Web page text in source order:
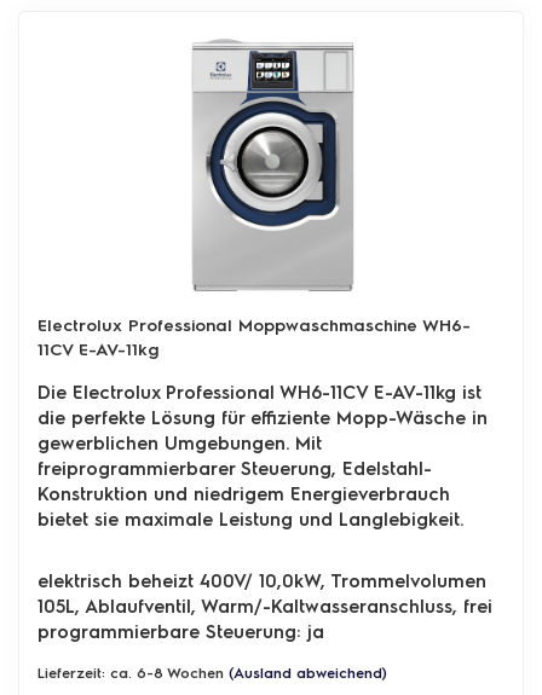
Electrolux Professional Moppwaschmaschine WH6-
11CV E-AV-11kg
Die Electrolux Professional WH6-11CV E-AV-11kg ist
die perfekte Lösung für effiziente Mopp-Wäsche in
gewerblichen Umgebungen. Mit
freiprogrammierbarer Steuerung, Edelstahl-
Konstruktion und niedrigem Energieverbrauch
bietet sie maximale Leistung und Langlebigkeit.
elektrisch beheizt 400V/ 10,0kW, Trommelvolumen
105L, Ablaufventil, Warm/-Kaltwasseranschluss, frei
programmierbare Steuerung: ja
Lieferzeit: ca. 6-8 Wochen (Ausland abweichend)